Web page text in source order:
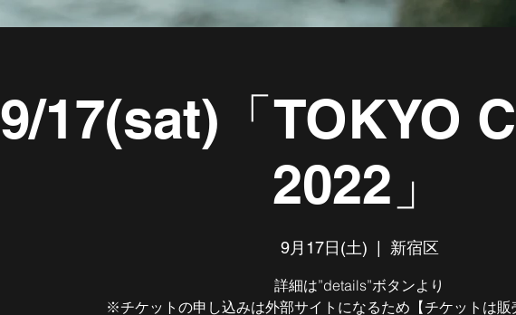
9/17(sat)「TOKYO
2022」
9月17日(土) 新宿区
詳細は”details”ボタンより
※チケットの申し込みは外部サイトになるため【チケットは販